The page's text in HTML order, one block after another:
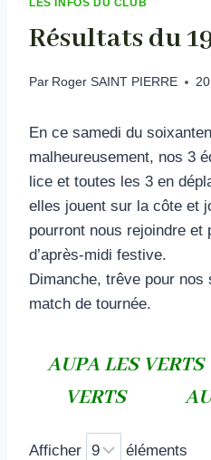
Résultats du
Par Roger SAINT PIERRE
En ce samedi du
malheureusement, nos 3
lice et toutes les 3 en
elles jouent sur la côte et
pourront nous rejoindre et
d’après-midi festive.
Dimanche, trêve pour
match de tournée.
AUPA LES
VERTS
Afficher éléments